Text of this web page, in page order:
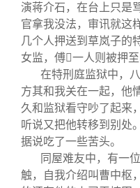
演蒋介石，在台上只
官拿我没法，审讯就这
几个人押送到草岚子的
女监，傅一人则被押
在特刑庭监狱中，
方其和我关在一起，他
久和监狱看守吵了起来
听说又把他转移到别处
据说吃了一些苦头。
同屋难友中，有一位
触，自我介绍叫曹中枢